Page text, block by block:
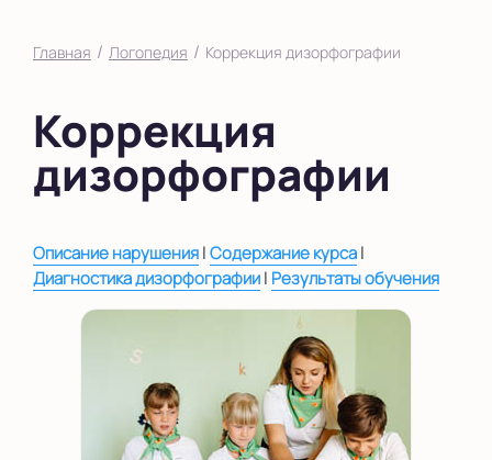
на Ленинском
в Новом Оккервиле
в Новоселье (школа)
Выбрать другой город
Главная / Логопедия / Коррекция дизорфографии
Коррекция
дизорфографии
Описание нарушения|Содержание курса|
Диагностика дизорфографии| Результаты обучения